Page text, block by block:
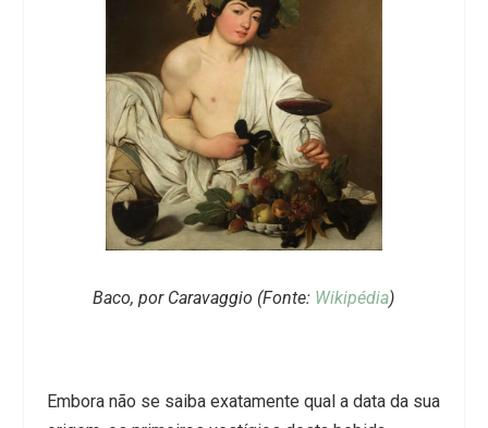
Baco, por Caravaggio (Fonte: Wikipédia)
Embora não se saiba exatamente qual a data da sua